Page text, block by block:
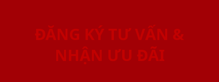
ĐĂNG KÝ TƯ VẤN &
NHẬN ƯU ĐÃI